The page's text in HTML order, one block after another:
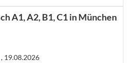
A1, A2, B1, C1 in München
19.08.2026